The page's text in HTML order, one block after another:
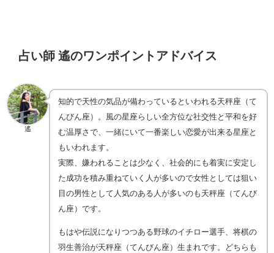
占い師 遙のワンポイントアドバイス
遙
知的で天性の気品が備わっているといわれる天秤座（て
んびん座）。風の星座らしい全方位な社交性と平和を好
む温厚さで、一緒にいて一番楽しい恋愛が出来る星座と
もいわれます。
実際、嫌われることは少なく、社会的にも着実に安定し
た成功を積み重ねていく人が多いので女性としては狙い
目の男性として人気のある人が多いのも天秤座（てんび
ん座）です。
もはや伝説になりつつある野球のイチロー選手、将棋の
羽生善治が天秤座（てんびん座）生まれです。どちらも